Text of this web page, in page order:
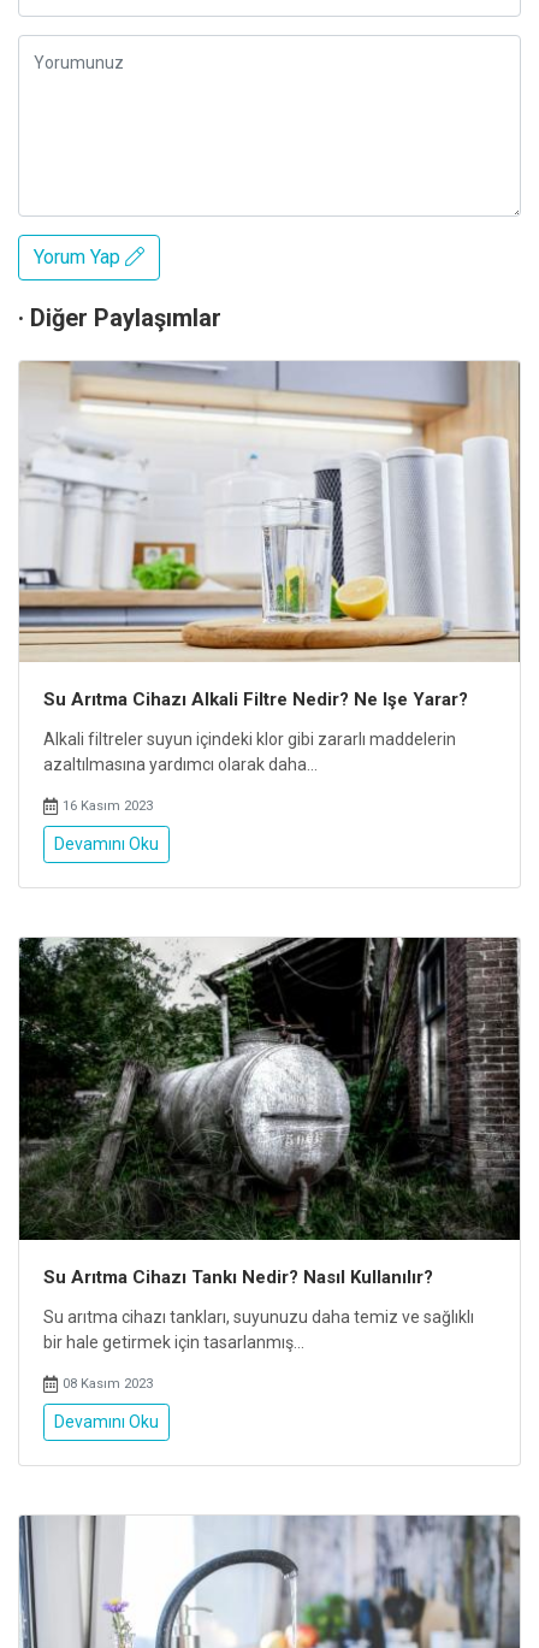
Yorum Yap
· Diğer Paylaşımlar
Su Arıtma Cihazı Alkali Filtre Nedir? Ne Işe Yarar?
Alkali filtreler suyun içindeki klor gibi zararlı maddelerin
azaltılmasına yardımcı olarak daha...
16 Kasım 2023
Devamını Oku
Su Arıtma Cihazı Tankı Nedir? Nasıl Kullanılır?
Su arıtma cihazı tankları, suyunuzu daha temiz ve sağlıklı
bir hale getirmek için tasarlanmış...
08 Kasım 2023
Devamını Oku